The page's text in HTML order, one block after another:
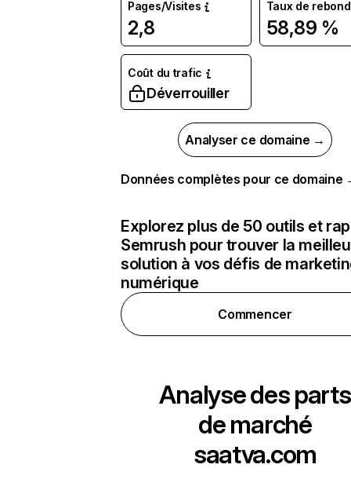
Pages/Visites
2,8
Taux de rebond
58,89 %
Coût du trafic
Déverrouiller
Analyser ce domaine →
Données complètes pour ce domaine
Explorez plus de 50 outils et
Semrush pour trouver la
solution à vos défis de
numérique
Commencer
Analyse des parts
de marché
saatva.com